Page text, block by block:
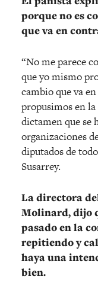
porque no es
que va en
“No me parece
que yo mismo
cambio que va
propusimos en
dictamen que se
organizaciones
diputados de
Susarrey.
La directora
Molinard, dijo
pasado en la
repitiendo y
haya una
bien.